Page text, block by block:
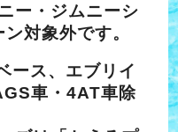
ー・ジムニーシ
対象外です。
ース、エブリイ
車・4AT車除